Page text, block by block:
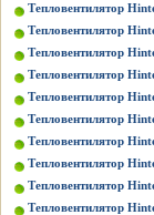
Тепловентилятор
Тепловентилятор
Тепловентилятор
Тепловентилятор
Тепловентилятор
Тепловентилятор
Тепловентилятор
Тепловентилятор
Тепловентилятор
Тепловентилятор